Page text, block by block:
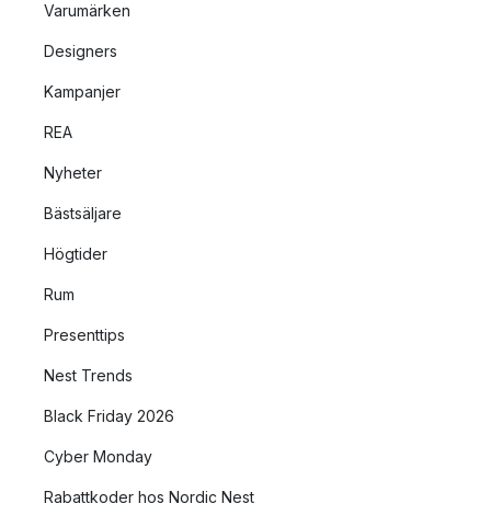
Varumärken
Designers
Kampanjer
REA
Nyheter
Bästsäljare
Högtider
Rum
Presenttips
Nest Trends
Black Friday 2026
Cyber Monday
Rabattkoder hos Nordic Nest